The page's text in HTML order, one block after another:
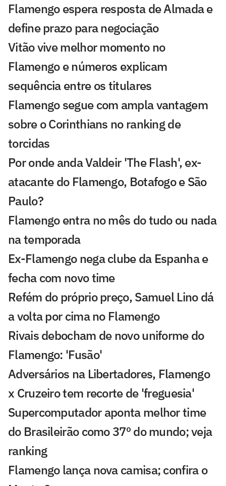
Flamengo espera resposta de Almada e
define prazo para negociação
Vitão vive melhor momento no
Flamengo e números explicam
sequência entre os titulares
Flamengo segue com ampla vantagem
sobre o Corinthians no ranking de
torcidas
Por onde anda Valdeir 'The Flash', ex-
atacante do Flamengo, Botafogo e São
Paulo?
Flamengo entra no mês do tudo ou nada
na temporada
Ex-Flamengo nega clube da Espanha e
fecha com novo time
Refém do próprio preço, Samuel Lino dá
a volta por cima no Flamengo
Rivais debocham de novo uniforme do
Flamengo: 'Fusão'
Adversários na Libertadores, Flamengo
x Cruzeiro tem recorte de 'freguesia'
Supercomputador aponta melhor time
do Brasileirão como 37º do mundo; veja
ranking
Flamengo lança nova camisa; confira o